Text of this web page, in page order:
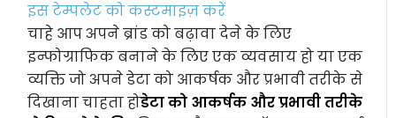
इस टेम्पलेट को कस्टमाइज़ करें
चाहे आप अपने ब्रांड को बढ़ावा देने के लिए
इन्फोग्राफिक बनाने के लिए एक व्यवसाय हो या एक
व्यक्ति जो अपने डेटा को आकर्षक और प्रभावी तरीके से
दिखाना चाहता होडेटा को आकर्षक और प्रभावी तरीके